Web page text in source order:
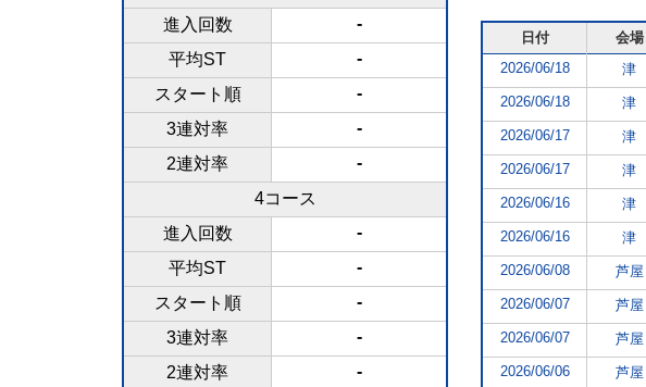
進入回数
-
平均ST
-
スタート順
-
3連対率
-
2連対率
-
4コース
進入回数
-
平均ST
-
スタート順
-
3連対率
-
2連対率
-
日付 会場
2026/06/18
津
2026/06/18 津
2026/06/17 津
2026/06/17 津
2026/06/16 津
2026/06/16 津
2026/06/08 芦屋
2026/06/07 芦屋
2026/06/07 芦屋
2026/06/06 芦屋